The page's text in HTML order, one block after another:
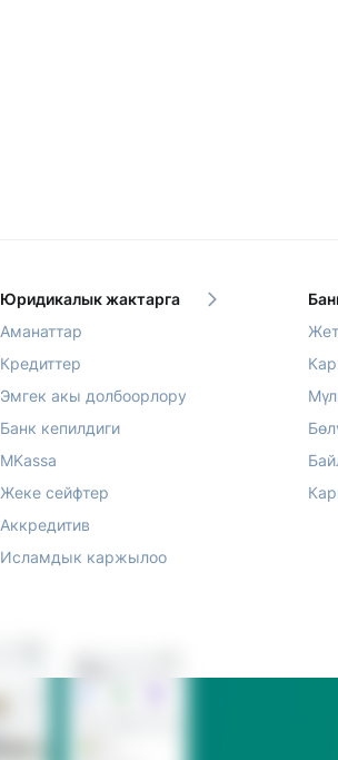
Юридикалык жактарга
Аманаттар
Кредиттер
Эмгек акы долбоорлору
Банк кепилдиги
MKassa
Жеке сейфтер
Аккредитив
Исламдык каржылоо